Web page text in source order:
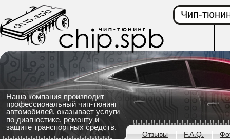
Наша компания производит
профессиональный чип-тюнинг
автомобилей, оказывает услуги
по диагностике, ремонту и
защите транспортных средств.
Чип-
Отзывы F.A.Q.